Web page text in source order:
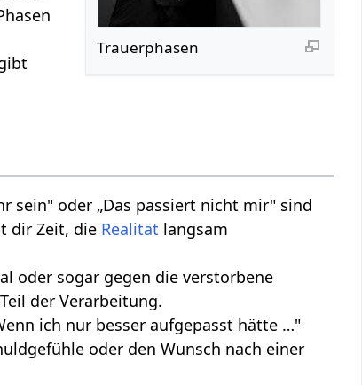
Trauerphasen
sein" oder „Das passiert nicht mir" sind
dir Zeit, die Realität langsam
oder sogar gegen die verstorbene
der Verarbeitung.
ich nur besser aufgepasst hätte …"
oder den Wunsch nach einer